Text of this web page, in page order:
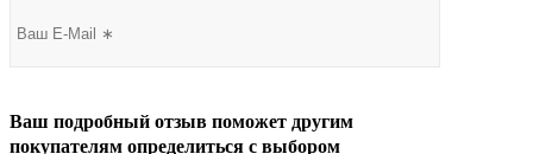
Ваш подробный отзыв поможет другим
покупателям определиться с выбором